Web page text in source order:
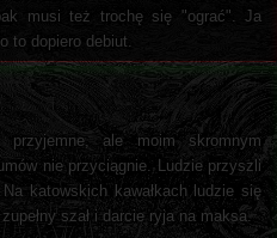
musi też trochę się "ograć". Ja
to dopiero debiut.
przyjemne, ale moim skromnym
nie przyciągnie. Ludzie przyszli
katowskich kawałkach ludzie się
szał i darcie ryja na maksa.